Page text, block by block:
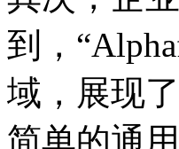
到，
域，展
简单的通用